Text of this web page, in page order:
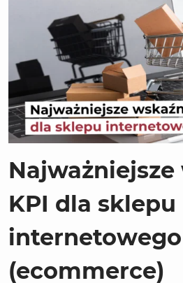
KPI dla sklepu
internetowego
(ecommerce)